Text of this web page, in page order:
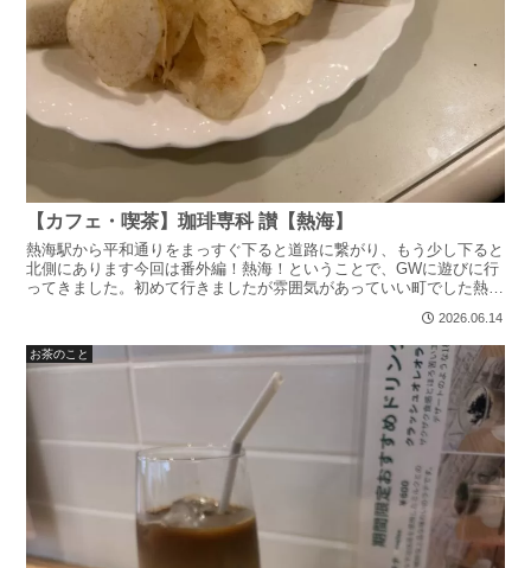
【カフェ・喫茶】珈琲専科 讃【熱海】
熱海駅から平和通りをまっすぐ下ると道路に繋がり、もう少し下ると
北側にあります今回は番外編！熱海！ということで、GWに遊びに行
ってきました。初めて行きましたが雰囲気があっていい町でした熱海
2026.06.14
お茶のこと